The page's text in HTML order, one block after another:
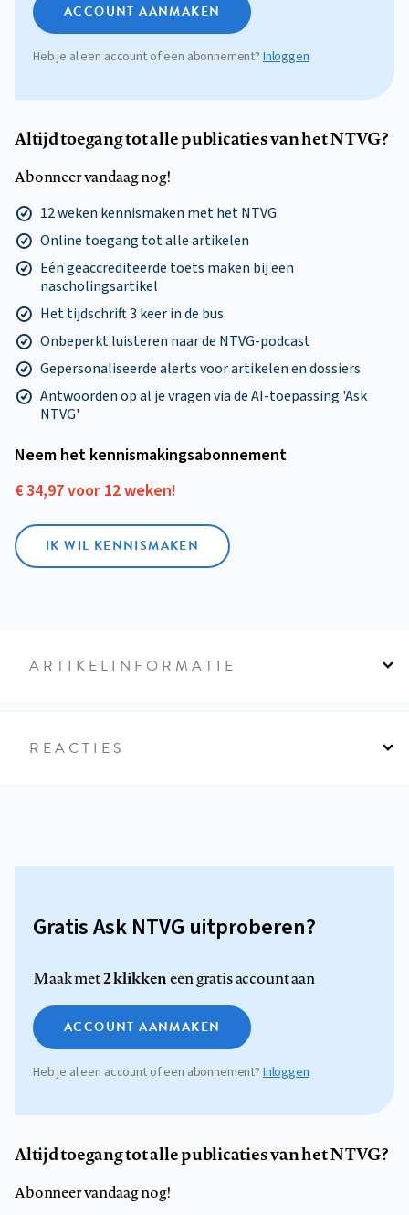
ACCOUNT AANMAKEN
Heb je al een account of een abonnement? Inloggen
Altijd toegang tot alle publicaties van het NTVG?
Abonneer vandaag nog!
12 weken kennismaken met het NTVG
Online toegang tot alle artikelen
Eén geaccrediteerde toets maken bij een
nascholingsartikel
Het tijdschrift 3 keer in de bus
Onbeperkt luisteren naar de NTVG-podcast
Gepersonaliseerde alerts voor artikelen en dossiers
Antwoorden op al je vragen via de AI-toepassing 'Ask
NTVG'
Neem het kennismakings­abonnement
€ 34,97 voor 12 weken!
IK WIL KENNISMAKEN
ARTIKELINFORMATIE
REACTIES
Gratis Ask NTVG uitproberen?
Maak met2 klikkeneen gratis account aan
ACCOUNT AANMAKEN
Heb je al een account of een abonnement?Inloggen
Altijd toegang tot alle publicaties van het NTVG?
Abonneer vandaag nog!